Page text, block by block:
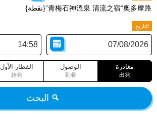
青梅石神溫泉 清流之宿“奧多摩路”{نقطة}
التاريخ
مغادرة
出発
الوصول
到着
القطار الأول
始発
البحث